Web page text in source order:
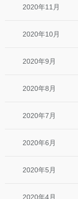
2020年11月
2020年10月
2020年9月
2020年8月
2020年7月
2020年6月
2020年5月
2020年4月